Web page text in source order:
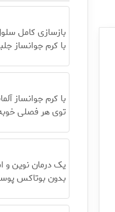
بازسازی کامل
با کرم جوانساز جلبک(50%
با کرم جوانساز
توی هر فصلی
یک درمان نوین و
بدون بوتاکس